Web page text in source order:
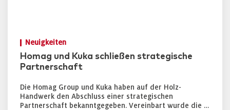
Neuigkeiten
Homag und Kuka schließen strategische
Partnerschaft
Die Homag Group und Kuka haben auf der Holz-
Handwerk den Abschluss einer strategischen
Partnerschaft bekanntgegeben. Vereinbart wurde die …